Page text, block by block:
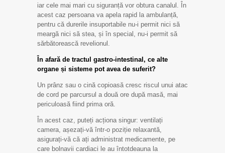
iar cele mai mari cu siguranță vor obtura canalul. În
acest caz persoana va apela rapid la ambulanță,
pentru că durerile insuportabile nu-i permit nici să
meargă nici să stea, și în special, nu-i permit să
sărbătorească revelionul.
În afară de tractul gastro-intestinal, ce alte
organe și sisteme pot avea de suferit?
Un prânz sau o cină copioasă cresc riscul unui atac
de cord pe parcursul a două ore după masă, mai
periculoasă fiind prima oră.
În acest caz, puteți acționa singur: ventilați
camera, așezați-vă într-o poziție relaxantă,
asigurați-vă că ați administrat medicamente, pe
care bolnavii cardiaci le au întotdeauna la